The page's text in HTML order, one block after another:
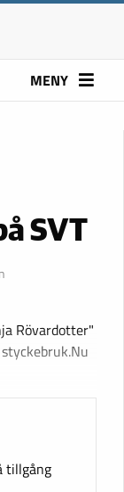
MENY
SVT
Rövardotter"
tillgång